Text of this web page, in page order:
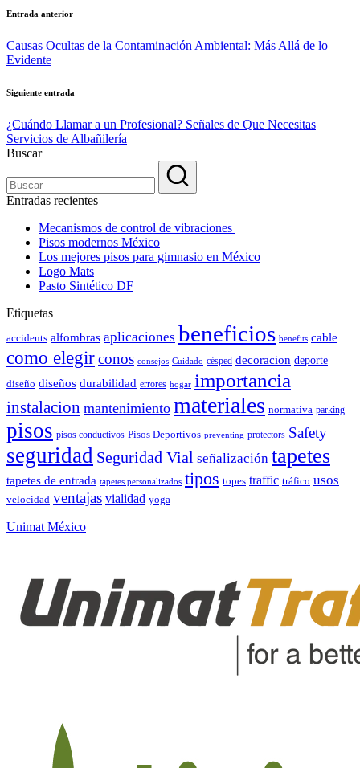
Navegación
de
entradas
Entrada anterior
Causas Ocultas de la Contaminación Ambiental: Más Allá de lo
Evidente
Siguiente entrada
¿Cuándo Llamar a un Profesional? Señales de Que Necesitas
Servicios de Albañilería
Buscar
Entradas recientes
Mecanismos de control de vibraciones
Pisos modernos México
Los mejores pisos para gimnasio en México
Logo Mats
Pasto Sintético DF
Etiquetas
accidents alfombras aplicaciones beneficios benefits cable
como elegirconos consejos Cuidado césped decoracion deporte
diseño diseños durabilidad errores hogar importancia
instalacion mantenimiento materiales normativa parking
pisos pisos conductivos Pisos Deportivos preventing protectors Safety
seguridad Seguridad Vial señalización tapetes
tapetes de entrada tapetes personalizados tipos topes traffic tráfico usos
velocidad ventajas vialidad yoga
Unimat México